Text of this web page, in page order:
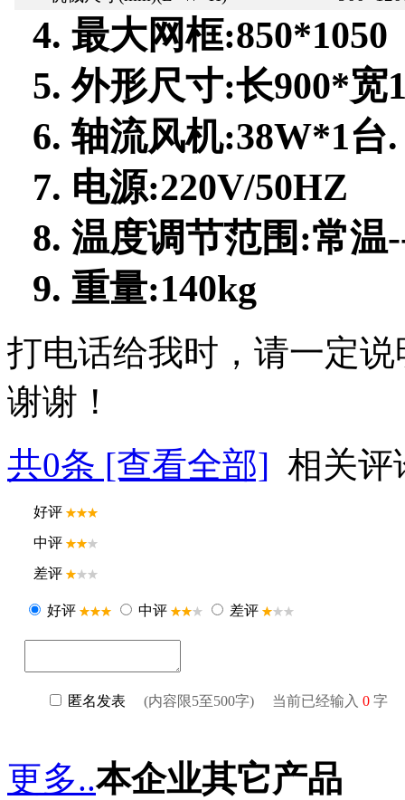
4. 最大网框:850*1050
5.外形尺寸:长900*宽
6. 轴流风机:38W*1台.
7. 电源:220V/50HZ
8. 温度调节范围 :常温
9. 重量:140kg
打电话给我时，请一定
谢谢！
共0条 [查看全部] 相关评
更多..本企业其它产品